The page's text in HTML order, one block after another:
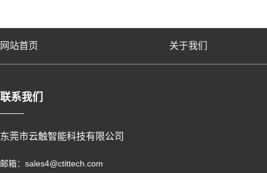
网站首页 关于我们
联系我们
东莞市云触智能科技有限公司
邮箱：sales4@ctittech.com